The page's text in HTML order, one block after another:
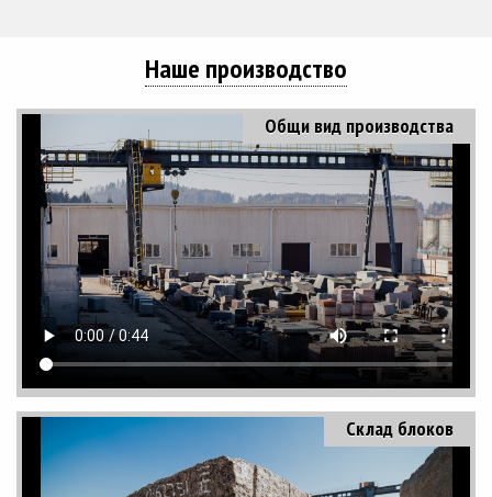
Наше производство
Общи вид производства
Склад блоков